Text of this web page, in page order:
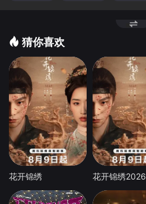
猜你喜欢
花开锦绣 花开锦绣2026